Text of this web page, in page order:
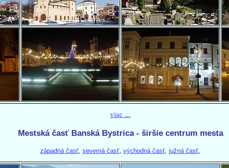
viac ...
Mestská časť Banská Bystrica - širšie centrum mesta
západná časť, severná časť, východná časť, južná časť,